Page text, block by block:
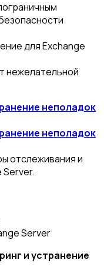
для Exchange
нежелательной
неполадок
неполадок
отслеживания и
Server.
Server
и устранение